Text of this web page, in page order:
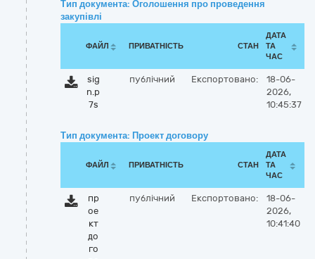
Тип документа: Оголошення про проведення
закупівлі
ФАЙЛ ПРИВАТНІСТЬ СТАН
ДАТА
ТА
ЧАС
sig
n.p
7s
публічний Експортовано:
18-06-
2026,
10:45:37
Тип документа: Проект договору
ФАЙЛ ПРИВАТНІСТЬ СТАН
ДАТА
ТА
ЧАС
пр
ое
кт
до
го
публічний Експортовано:
18-06-
2026,
10:41:40